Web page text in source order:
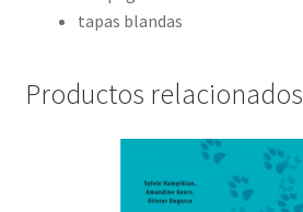
tapas blandas
Productos relacionados